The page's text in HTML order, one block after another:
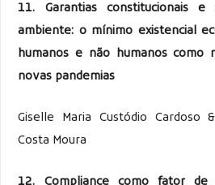
11. Garantias constitucionais
ambiente: o mínimo existencial
humanos e não humanos como
novas pandemias
Giselle Maria Custódio Cardoso
Costa Moura